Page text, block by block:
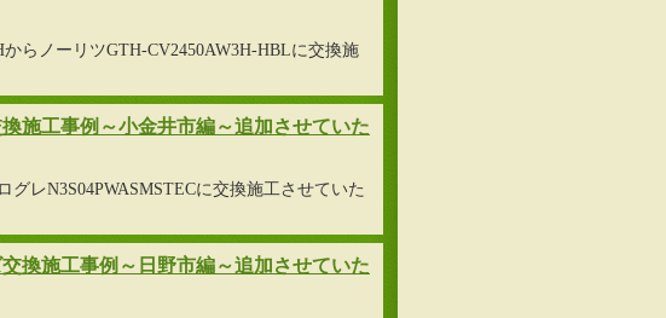
らノーリツGTH-CV2450AW3H-HBLに交換施
施工事例～小金井市編～追加させていた
レN3S04PWASMSTECに交換施工させていた
換施工事例～日野市編～追加させていた